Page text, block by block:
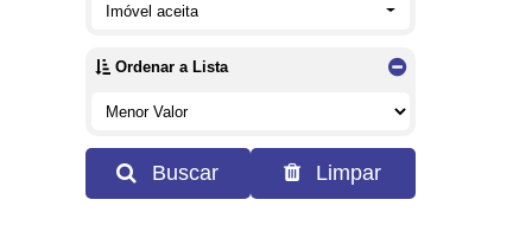
Imóvel aceita
Ordenar a Lista
Buscar Limpar